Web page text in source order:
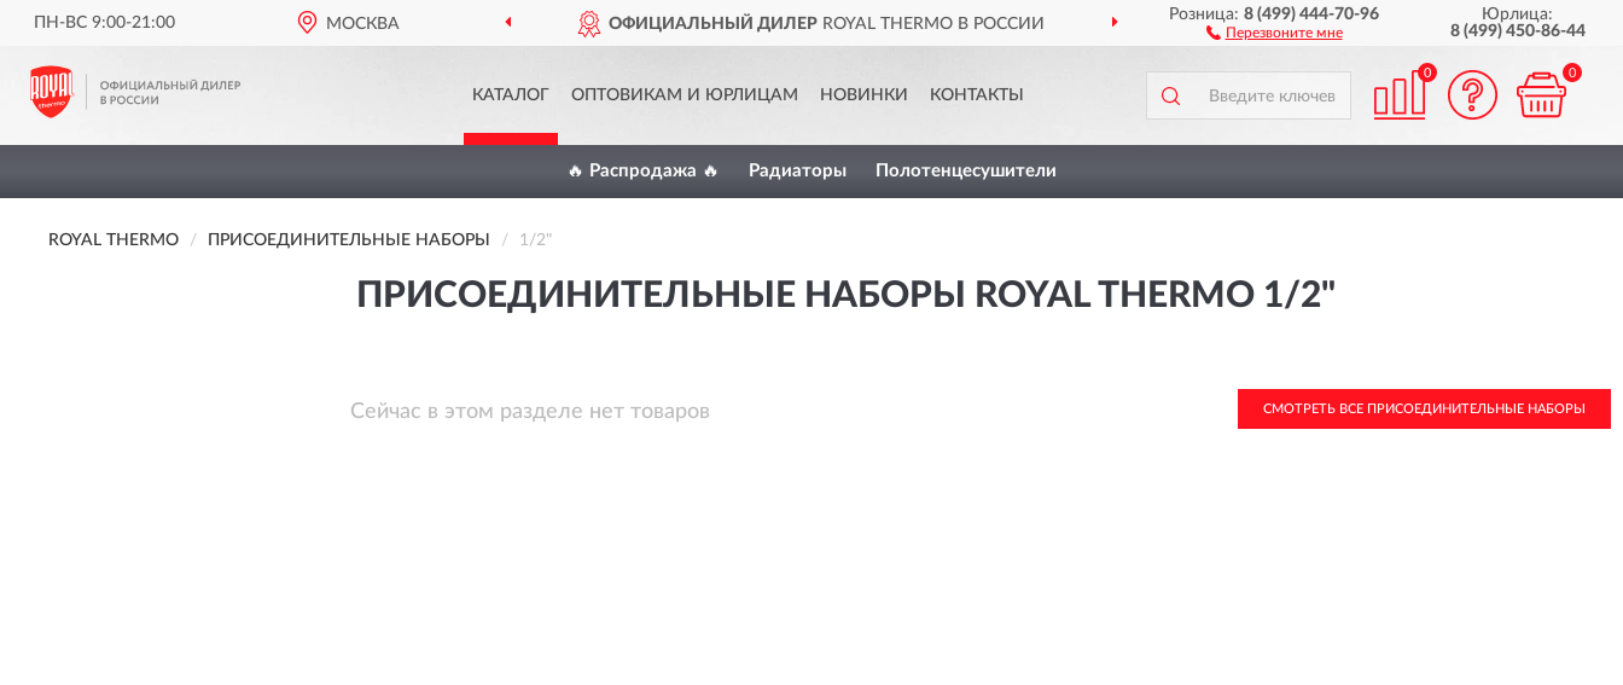
ПН-ВС 9:00-21:00 МОСКВА ОФИЦИАЛЬНЫЙ ДИЛЕР ROYAL THERMO В РОССИИ ДОСТАВИМ ПО ВСЕЙ РОССИИ
Розница:8 (499) 444-70-96
Перезвоните мне
Юрлица:
8 (499) 450-86-44
КАТАЛОГ ОПТОВИКАМ И ЮРЛИЦАМ НОВИНКИ КОНТАКТЫ
0 0
🔥 Распродажа 🔥 Радиаторы Полотенцесушители
ROYAL THERMO ПРИСОЕДИНИТЕЛЬНЫЕ НАБОРЫ 1/2"
ПРИСОЕДИНИТЕЛЬНЫЕ НАБОРЫ ROYAL THERMO 1/2"
Сейчас в этом разделе нет товаров СМОТРЕТЬ ВСЕ ПРИСОЕДИНИТЕЛЬНЫЕ НАБОРЫ